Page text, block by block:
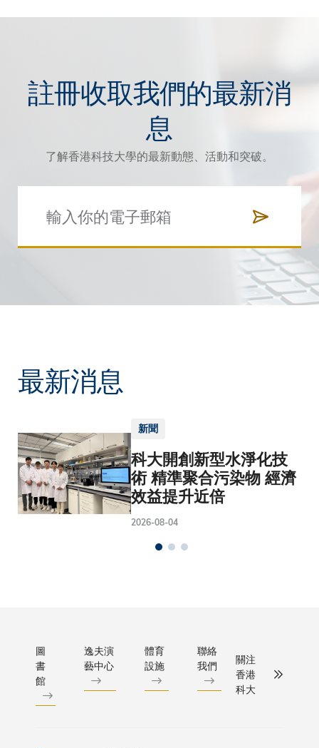
註冊收取我們的最新消
息
了解香港科技大學的最新動態、活動和突破。
最新消息
新聞
科大開創新型水淨化技
術 精準聚合污染物 經濟
效益提升近倍
2026-08-04
圖
書
館
逸夫演
藝中心
體育
設施
聯絡
我們
關注
香港
科大